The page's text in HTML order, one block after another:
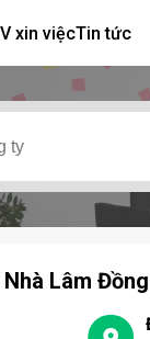
xin việcTin tức
Lâm